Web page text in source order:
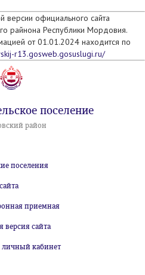
версии официального сайта
райнона Республики Мордовия.
от 01.01.2024 находится по
r13.gosweb.gosuslugi.ru/
поселение
район
поселения
приемная
версия сайта
личный кабинет